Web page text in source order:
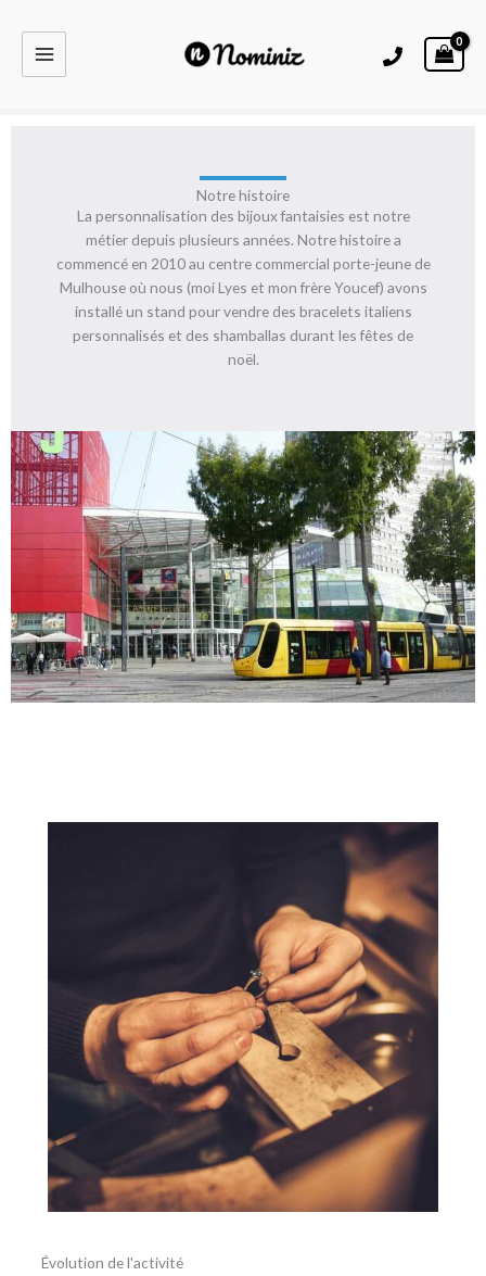
contenu
À propos
Qui sommes-nous?
Notre histoire
La personnalisation des bijoux fantaisies est notre
métier depuis plusieurs années. Notre histoire a
commencé en 2010 au centre commercial porte-jeune de
Mulhouse où nous (moi Lyes et mon frère Youcef) avons
installé un stand pour vendre des bracelets italiens
personnalisés et des shamballas durant les fêtes de
noël.
Évolution de l'activité